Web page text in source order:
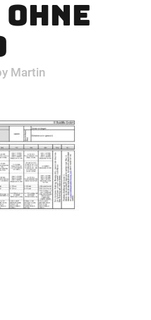
Martin